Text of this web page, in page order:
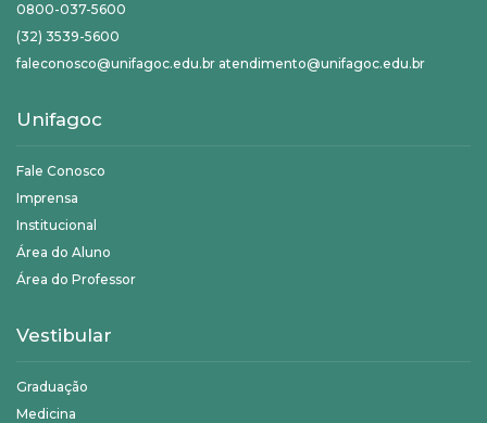
0800-037-5600
(32) 3539-5600
faleconosco@unifagoc.edu.br atendimento@unifagoc.edu.br
Unifagoc
Fale Conosco
Imprensa
Institucional
Área do Aluno
Área do Professor
Vestibular
Graduação
Medicina